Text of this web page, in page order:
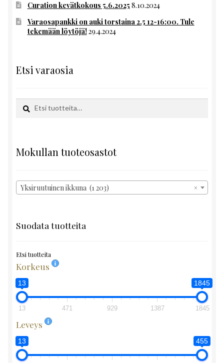
Curation kevätkokous 5.6.2025 8.10.2024
Varaosapankki on auki torstaina 2.5 12-16:00. Tule
tekemään löytöjä!29.4.2024
Etsi varaosia
Etsi:
Haku
Mokullan tuoteosastot
×
Yksiruutuinen ikkuna (1 203)
Suodata tuotteita
Etsi tuotteita
Korkeus
13 1845
13 471 929 1387 1845
Leveys
13 455